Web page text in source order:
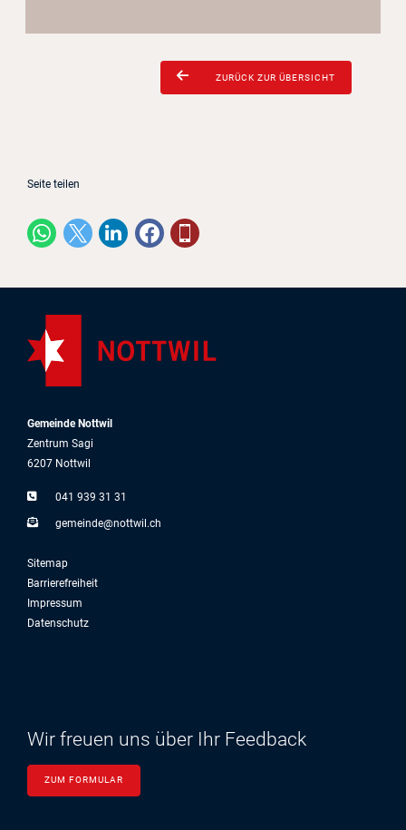
ZURÜCK ZUR ÜBERSICHT
Seite teilen
Gemeinde Nottwil
Zentrum Sagi
6207 Nottwil
041 939 31 31
g m nd n ttw l ch
Sitemap
Barrierefreiheit
Impressum
Datenschutz
Wir freuen uns über Ihr Feedback
ZUM FORMULAR